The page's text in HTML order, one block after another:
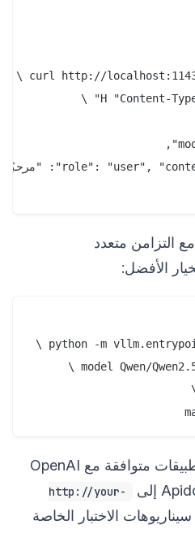
مع التزامن متعدد
هذا يعرض واجهة برمجة تطبيقات متوافقة مع OpenAI
http://your-
الاختبار الخاصة